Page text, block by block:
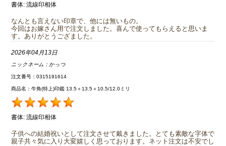
書体: 流線印相体
なんとも言えない印章で、他には無いもの。
今回はお嫁さん用で注文しました。喜んで使ってもらえると思いま
す。ありがとうござました。
2026年04月13日
ニックネーム： かっつ
注文番号：0315191614
商品名：牛角(特上)印鑑 13.5＋13.5＋10.5/12.0ミリ
書体: 流線印相体
子供への結婚祝いとして注文させて戴きました。とても素敵な字体で
親子共々気に入り大変嬉しく思っております。ネット注文は不安でし